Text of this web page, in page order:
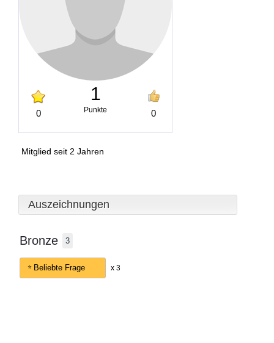
0
1
Punkte 0
Mitglied seit 2 Jahren
Auszeichnungen
Bronze 3
Beliebte Frage x 3